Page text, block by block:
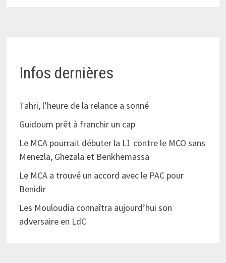
Infos dernières
Tahri, l’heure de la relance a sonné
Guidoum prêt à franchir un cap
Le MCA pourrait débuter la L1 contre le MCO sans
Menezla, Ghezala et Benkhemassa
Le MCA a trouvé un accord avec le PAC pour
Benidir
Les Mouloudia connaîtra aujourd’hui son
adversaire en LdC